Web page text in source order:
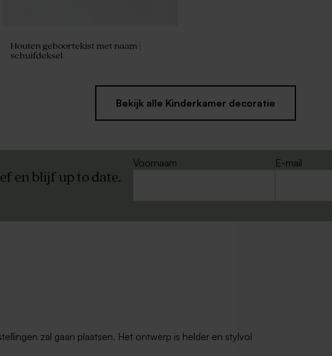
Houten geboortekist met naam |
schuifdeksel
Bekijk alle Kinderkamer decoratie
en blijf up to date.
Voornaam
E-mail
zal gaan plaatsen. Het ontwerp is helder en stylvol